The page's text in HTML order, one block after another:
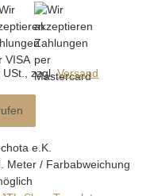
USt., zzgl.Versand
e.K.
Meter / Farbabweichung